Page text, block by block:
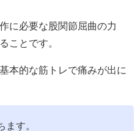
に必要な股関節屈曲の力
ことです。
本的な筋トレで痛みが出に
ます。